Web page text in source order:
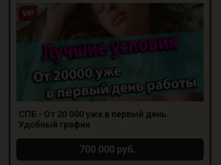
VIP
СПБ - От 20 000 уже в первый день.
Удобный график
700 000 руб.